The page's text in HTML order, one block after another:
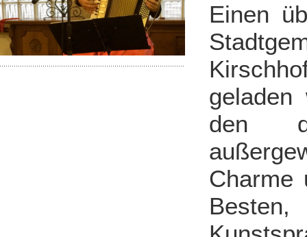
Einen
geladen
den
Charme